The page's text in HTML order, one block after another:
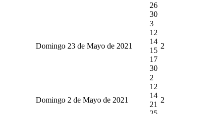
26
30
Domingo 23 de Mayo de 2021
3
12
14
15
17
30
2
Domingo 2 de Mayo de 2021
2
12
14
21
2